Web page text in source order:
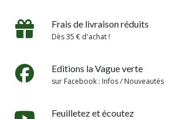
Frais de livraison réduits
Dès 35 € d'achat !
Editions la Vague verte
sur Facebook : Infos / Nouveautés
Feuilletez et écoutez